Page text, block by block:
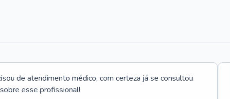
de atendimento médico, com certeza já se consultou
esse profissional!